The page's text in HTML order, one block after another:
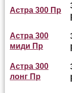
Астра 300 Пр
Астра 300
миди Пр
Астра 300
лонг Пр